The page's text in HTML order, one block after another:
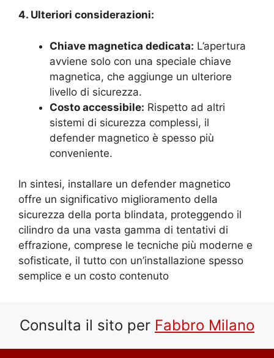
4. Ulteriori considerazioni:
Chiave magnetica dedicata: L’apertura
avviene solo con una speciale chiave
magnetica, che aggiunge un ulteriore
livello di sicurezza.
Costo accessibile: Rispetto ad altri
sistemi di sicurezza complessi, il
defender magnetico è spesso più
conveniente.
In sintesi, installare un defender magnetico
offre un significativo miglioramento della
sicurezza della porta blindata, proteggendo il
cilindro da una vasta gamma di tentativi di
effrazione, comprese le tecniche più moderne e
sofisticate, il tutto con un’installazione spesso
semplice e un costo contenuto
Consulta il sito per Fabbro Milano